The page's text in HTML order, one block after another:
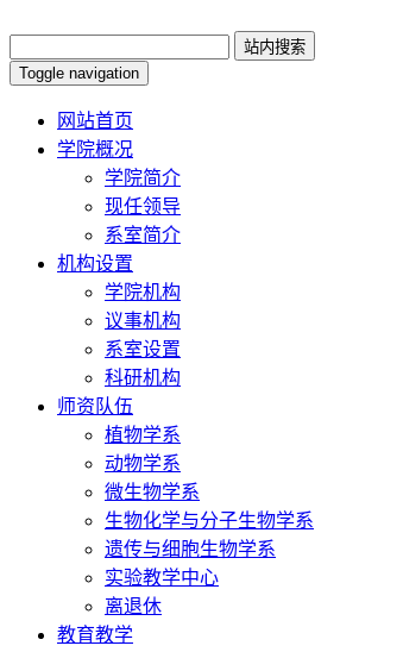
Toggle navigation
网站首页
学院概况
学院简介
现任领导
系室简介
机构设置
学院机构
议事机构
系室设置
科研机构
师资队伍
植物学系
动物学系
微生物学系
生物化学与分子生物学系
遗传与细胞生物学系
实验教学中心
离退休
教育教学